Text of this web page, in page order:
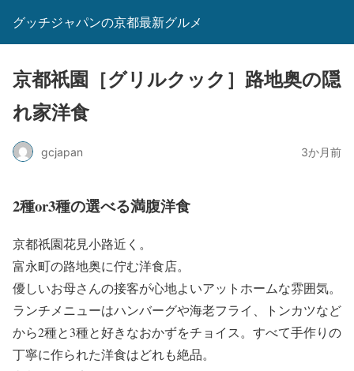
グッチジャパンの京都最新グルメ
京都祇園［グリルクック］路地奥の隠
れ家洋食
gcjapan 3か月前
2種or3種の選べる満腹洋食
京都祇園花見小路近く。
富永町の路地奥に佇む洋食店。
優しいお母さんの接客が心地よいアットホームな雰囲気。
ランチメニューはハンバーグや海老フライ、トンカツなど
から2種と3種と好きなおかずをチョイス。すべて手作りの
丁寧に作られた洋食はどれも絶品。